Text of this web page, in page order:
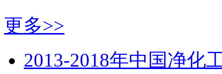
更多>>
2013-2018年中国净化